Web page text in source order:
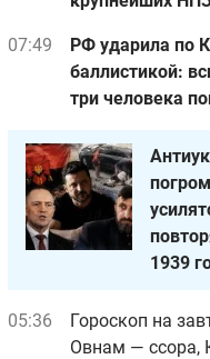
07:49
РФ ударила по
баллистикой:
три человека
1939
05:36
Гороскоп на
Овнам — ссора,